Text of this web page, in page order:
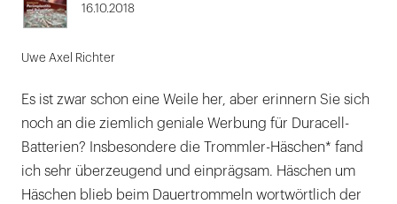
Dr.
Axel
16.10.2018
Uwe Axel Richter
Es ist zwar schon eine Weile her, aber erinnern Sie sich
noch an die ziemlich geniale Werbung für Duracell-
Batterien? Insbesondere die Trommler-Häschen* fand
ich sehr überzeugend und einprägsam. Häschen um
Häschen blieb beim Dauertrommeln wortwörtlich der